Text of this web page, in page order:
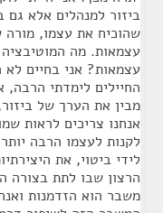
ביזור למנהלים אלא גם
שהוכיח את עצמו, מורה
עצמאות. מה
עצמאות? אני בחיים
החיילים לימדתי
מבין את הערך של
אנחנו צריכים לראות
לקנות לעצמו הרבה
לידי ביטוי, את
הרצון שבו לתת בצורה
משבר הוא הזדמנות